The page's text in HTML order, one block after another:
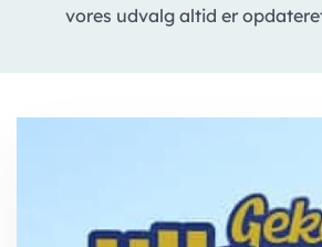
vores udvalg altid er